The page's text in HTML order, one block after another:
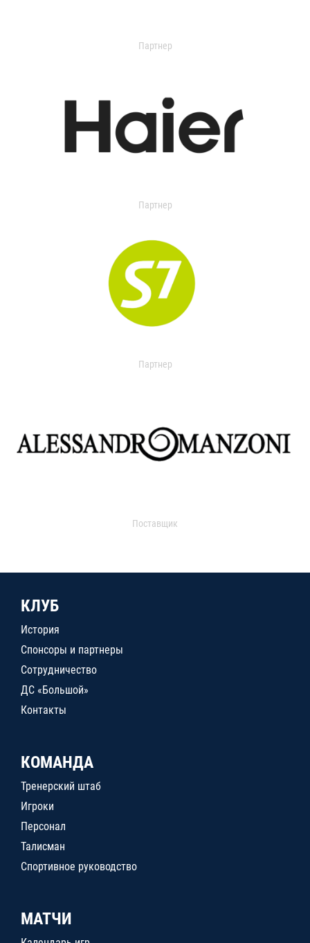
Партнер
Партнер
Партнер
Поставщик
КЛУБ
История
Спонсоры и партнеры
Сотрудничество
ДС «Большой»
Контакты
КОМАНДА
Тренерский штаб
Игроки
Персонал
Талисман
Спортивное руководство
МАТЧИ